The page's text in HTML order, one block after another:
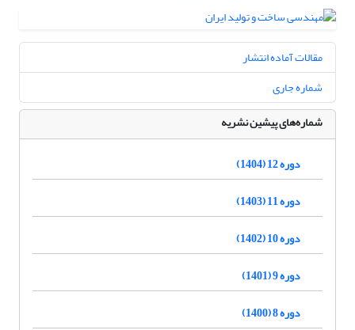
مقالات آماده انتشار
شماره جاری
شماره‌های پیشین نشریه
دوره 12 (1404)
دوره 11 (1403)
دوره 10 (1402)
دوره 9 (1401)
دوره 8 (1400)